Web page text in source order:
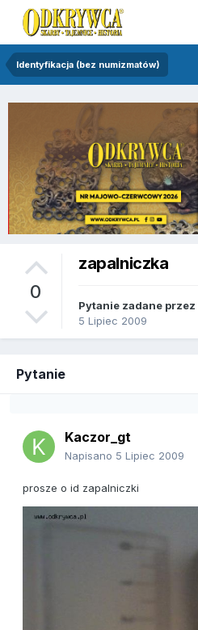
Identyfikacja (bez numizmatów)
0
zapalniczka
Pytanie zadane przez
5 Lipiec 2009
Pytanie
Kaczor_gt
Napisano 5 Lipiec 2009
prosze o id zapalniczki